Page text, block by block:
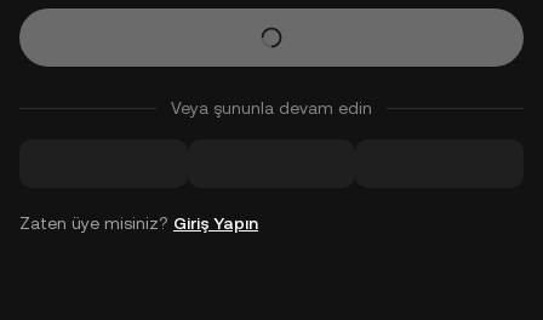
Veya şununla devam edin
Zaten üye misiniz? Giriş Yapın